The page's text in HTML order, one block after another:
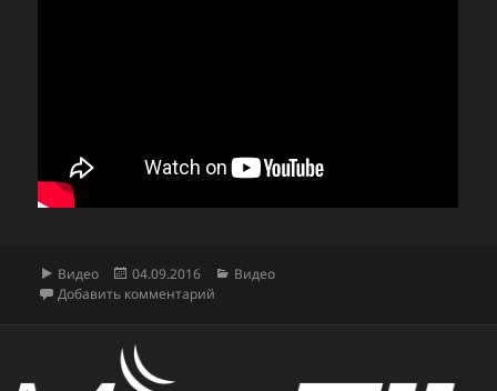
Формат
Видео Опубликовано
04.09.2016 Рубрики
Видео
Добавить комментарий